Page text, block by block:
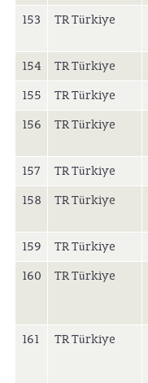
153 TR Türkiye
154 TR Türkiye
155
TR Türkiye
156
TR Türkiye
157 TR Türkiye
158
TR Türkiye
159 TR Türkiye
160
TR Türkiye
161 TR Türkiye